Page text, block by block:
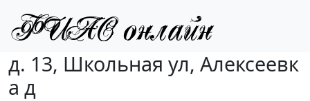
д. 13, Школьная ул, Алексеевк
а д